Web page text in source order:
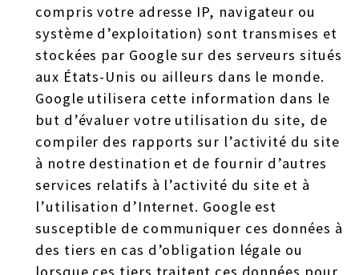
compris votre adresse IP, navigateur ou
système d’exploitation) sont transmises et
stockées par Google sur des serveurs situés
aux États-Unis ou ailleurs dans le monde.
Google utilisera cette information dans le
but d’évaluer votre utilisation du site, de
compiler des rapports sur l’activité du site
à notre destination et de fournir d’autres
services relatifs à l’activité du site et à
l’utilisation d’Internet. Google est
susceptible de communiquer ces données à
des tiers en cas d’obligation légale ou
lorsque ces tiers traitent ces données pour